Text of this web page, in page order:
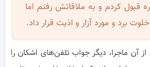
قبول کردم و به ملاقاتش رفتم اما
برد و مورد آزار و اذیت قرار داد.
از آن ماجرا، دیگر جواب تلفن‌های اشکان را